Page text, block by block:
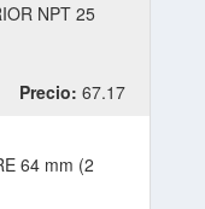
NPT 25
Precio: 67.17
64 mm (2